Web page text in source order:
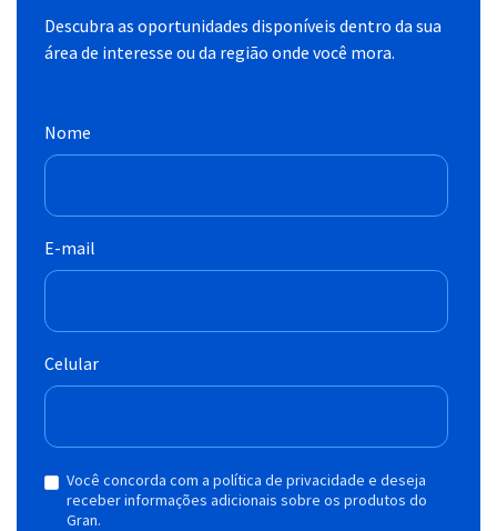
Descubra as oportunidades disponíveis dentro da sua
área de interesse ou da região onde você mora.
Nome
E-mail
Celular
Você concorda com a política de privacidade e deseja
receber informações adicionais sobre os produtos do
Gran.